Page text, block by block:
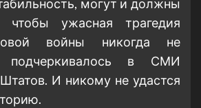
могут и должны
чтобы ужасная трагедия
войны никогда не
подчеркивалось в СМИ
И никому не удастся